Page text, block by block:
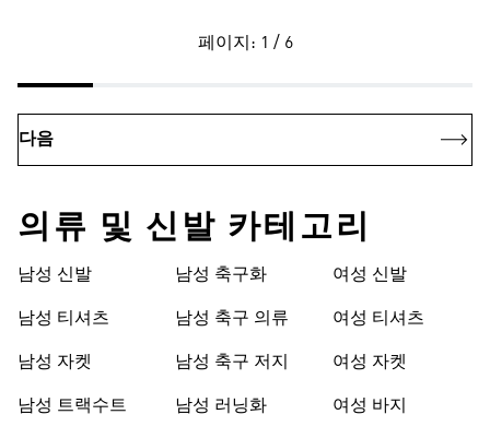
페이지: 1 / 6
다음
의류 및 신발 카테고리
남성 신발
남성 티셔츠
남성 자켓
남성 트랙수트
남성 축구화
남성 축구 의류
남성 축구 저지
남성 러닝화
여성 신발
여성 티셔츠
여성 자켓
여성 바지